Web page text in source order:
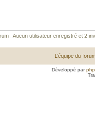
: Aucun utilisateur enregistré et 2
L’équipe du
Développé par